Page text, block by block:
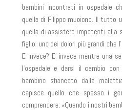
bambini incontrati in ospedale
quella di Filippo muoiono. Il tutto
quella di assistere impotenti alla
figlio: uno dei dolori più grandi che
E invece? E invece mentre una
l’ospedale e darsi il cambio
bambino sfiancato dalla
capisce quello che spesso i
comprendere: «Quando i nostri